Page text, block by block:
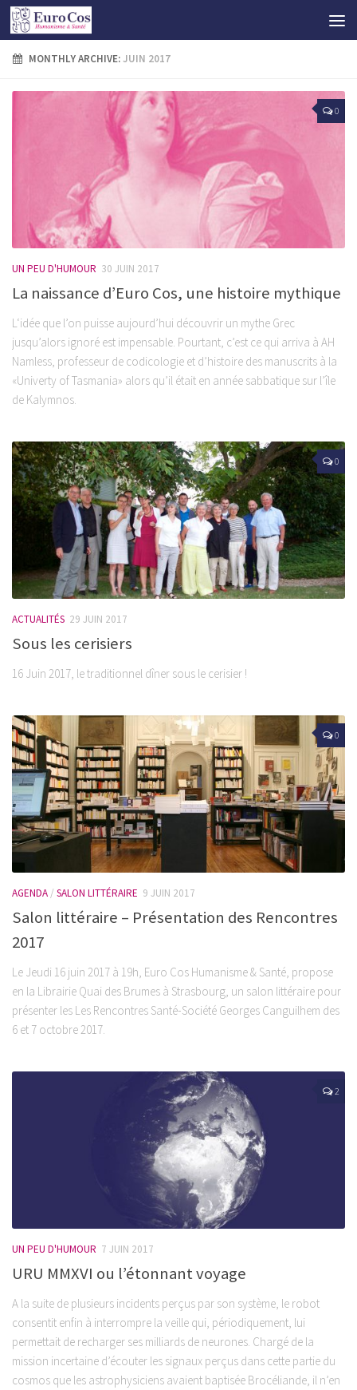
MONTHLY ARCHIVE:JUIN 2017
0
UN PEU D'HUMOUR 30 JUIN 2017
La naissance d’Euro Cos, une histoire mythique
L‘idée que l’on puisse aujourd’hui découvrir un mythe Grec
jusqu’alors ignoré est impensable. Pourtant, c’est ce qui arriva à AH
Namless, professeur de codicologie et d’histoire des manuscrits à la
«Univerty of Tasmania» alors qu’il était en année sabbatique sur l’île
de Kalymnos.
0
ACTUALITÉS 29 JUIN 2017
Sous les cerisiers
16 Juin 2017, le traditionnel dîner sous le cerisier !
0
AGENDA / SALON LITTÉRAIRE 9 JUIN 2017
Salon littéraire – Présentation des Rencontres
2017
Le Jeudi 16 juin 2017 à 19h, Euro Cos Humanisme & Santé, propose
en la Librairie Quai des Brumes à Strasbourg, un salon littéraire pour
présenter les Les Rencontres Santé-Société Georges Canguilhem des
6 et 7 octobre 2017.
2
UN PEU D'HUMOUR 7 JUIN 2017
URU MMXVI ou l’étonnant voyage
A la suite de plusieurs incidents perçus par son système, le robot
consentit enfin à interrompre la veille qui, périodiquement, lui
permettait de recharger ses milliards de neurones. Chargé de la
mission incertaine d’écouter les signaux perçus dans cette partie du
cosmos que les astrophysiciens avaient baptisée Brocéliande, il n’en